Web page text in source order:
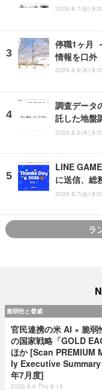
2026.8.7(金)
停職1ヶ月
情報を口外
2026.8.6(木)
調査データ
託した地盤
2026.8.5(水)
LINE
に送信、総
2026.8.7(金)
ラ
脆弱性と脅威
官民連携の米 AI × 脆弱
の国家戦略「GOLD
ほか [Scan PREMIUM
ly Executive
年7月度]
2026.8.6 Thu 8:15